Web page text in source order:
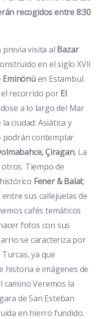
recogidos entre 8:30
visita al Bazar
en el siglo XVII
Eminönüen Estambul.
recorrido porEl
a lo largo del Mar
ciudad: Asiática y
podrán contemplar
Çiragan, La
Tiempo de
Fener & Balat;
sus callejuelas de
cafés temáticos
fotos con sus
se caracteriza por
ya que
historia e imágenes de
camino Veremos la
de San Esteban
en hierro fundido.